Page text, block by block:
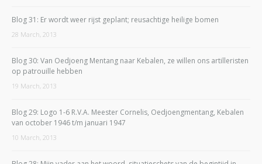
Blog 31: Er wordt weer rijst geplant; reusachtige heilige bomen
28 March, 2013
Blog 30: Van Oedjoeng Mentang naar Kebalen, ze willen ons artilleristen
op patrouille hebben
19 March, 2013
Blog 29: Logo 1-6 R.V.A. Meester Cornelis, Oedjoengmentang, Kebalen
van october 1946 t/m januari 1947
10 March, 2013